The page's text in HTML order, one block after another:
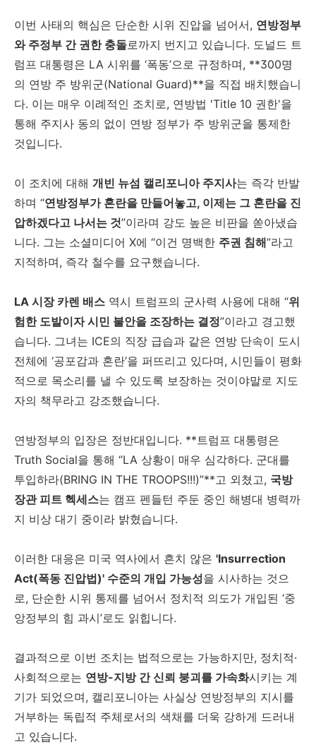
이번 사태의 핵심은 단순한 시위 진압을 넘어서, 연방정부
와 주정부 간 권한 충돌로까지 번지고 있습니다. 도널드 트
럼프 대통령은 LA 시위를 ‘폭동’으로 규정하며, **300명
의 연방 주 방위군(National Guard)**을 직접 배치했습니
다. 이는 매우 이례적인 조치로, 연방법 'Title 10 권한'을
통해 주지사 동의 없이 연방 정부가 주 방위군을 통제한
것입니다.
이 조치에 대해 개빈 뉴섬 캘리포니아 주지사는 즉각 반발
하며 “연방정부가 혼란을 만들어놓고, 이제는 그 혼란을 진
압하겠다고 나서는 것”이라며 강도 높은 비판을 쏟아냈습
니다. 그는 소셜미디어 X에 “이건 명백한 주권 침해”라고
지적하며, 즉각 철수를 요구했습니다.
LA 시장 카렌 배스 역시 트럼프의 군사력 사용에 대해 “위
험한 도발이자 시민 불안을 조장하는 결정”이라고 경고했
습니다. 그녀는 ICE의 직장 급습과 같은 연방 단속이 도시
전체에 ‘공포감과 혼란’을 퍼뜨리고 있다며, 시민들이 평화
적으로 목소리를 낼 수 있도록 보장하는 것이야말로 지도
자의 책무라고 강조했습니다.
연방정부의 입장은 정반대입니다. **트럼프 대통령은
Truth Social을 통해 “LA 상황이 매우 심각하다. 군대를
투입하라(BRING IN THE TROOPS!!!)”**고 외쳤고, 국방
장관 피트 헥세스는 캠프 펜들턴 주둔 중인 해병대 병력까
지 비상 대기 중이라 밝혔습니다.
이러한 대응은 미국 역사에서 흔치 않은 'Insurrection
Act(폭동 진압법)' 수준의 개입 가능성을 시사하는 것으
로, 단순한 시위 통제를 넘어서 정치적 의도가 개입된 ‘중
앙정부의 힘 과시’로도 읽힙니다.
결과적으로 이번 조치는 법적으로는 가능하지만, 정치적·
사회적으로는 연방-지방 간 신뢰 붕괴를 가속화시키는 계
기가 되었으며, 캘리포니아는 사실상 연방정부의 지시를
거부하는 독립적 주체로서의 색채를 더욱 강하게 드러내
고 있습니다.